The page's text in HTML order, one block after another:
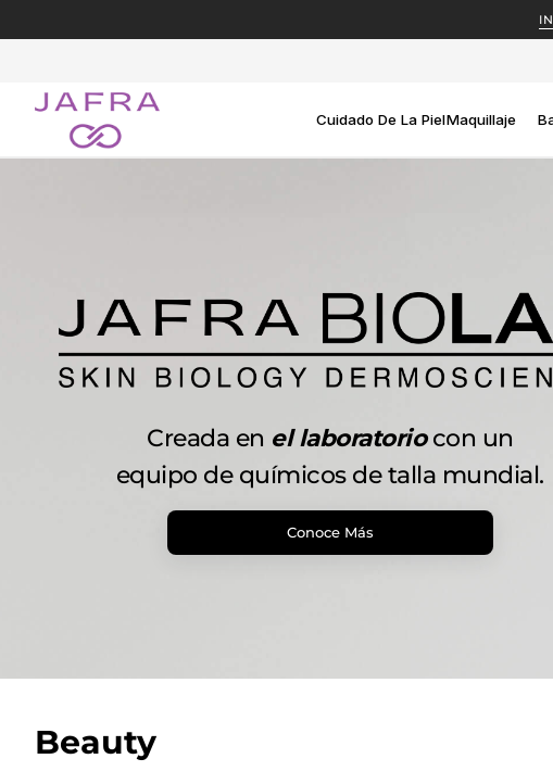
directamente
Cuidado De La PielMaquillaje
Creada en el laboratoriocon un
equipo de químicos de talla mundial.
Conoce Más
Beauty